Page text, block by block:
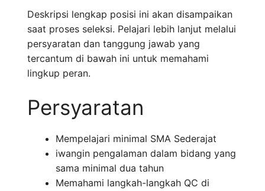
Deskripsi lengkap posisi ini akan disampaikan
saat proses seleksi. Pelajari lebih lanjut melalui
persyaratan dan tanggung jawab yang
tercantum di bawah ini untuk memahami
lingkup peran.
Persyaratan
Mempelajari minimal SMA Sederajat
iwangin pengalaman dalam bidang yang
sama minimal dua tahun
Memahami langkah-langkah QC di